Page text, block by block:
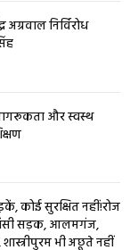
निर्विरोध
और स्वस्थ
कोई सुरक्षित नहीं!रोज
धंसी सड़क, आलमगंज,
भी अछूते नहीं